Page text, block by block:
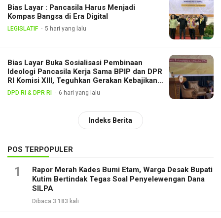
Bias Layar : Pancasila Harus Menjadi
Kompas Bangsa di Era Digital
LEGISLATIF 5 hari yang lalu
Bias Layar Buka Sosialisasi Pembinaan
Ideologi Pancasila Kerja Sama BPIP dan DPR
RI Komisi XIII, Teguhkan Gerakan Kebajikan
Pancasila di Tengah Masyarakat
DPD RI & DPR RI 6 hari yang lalu
Indeks Berita
POS TERPOPULER
1
Rapor Merah Kades Bumi Etam, Warga Desak Bupati
Kutim Bertindak Tegas Soal Penyelewengan Dana
SILPA
Dibaca 3.183 kali